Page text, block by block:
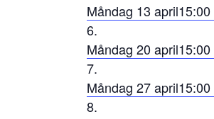
Måndag 13 april
Måndag 20 april
Måndag 27 april